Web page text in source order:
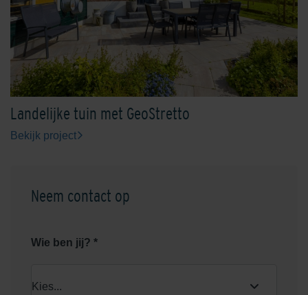
Landelijke tuin met GeoStretto
Bekijk project
Neem contact op
Wie ben jij? *